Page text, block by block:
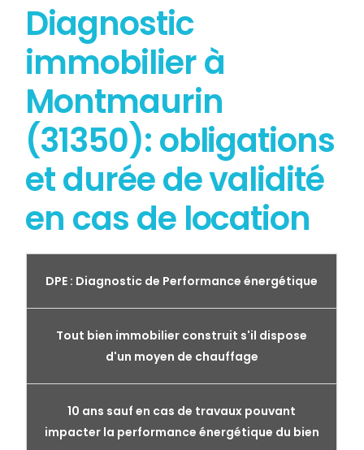
Diagnostic
immobilier à
Montmaurin
(31350): obligations
et durée de validité
en cas de location
DPE : Diagnostic de Performance énergétique
Tout bien immobilier construit s'il dispose
d'un moyen de chauffage
10 ans sauf en cas de travaux pouvant
impacter la performance énergétique du bien